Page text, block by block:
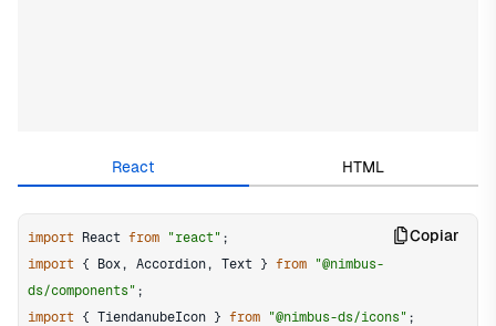
React HTML
import React from "react" ;
import { Box, Accordion, Text } from
"@nimbus-
ds/components" ;
import { TiendanubeIcon } from "@nimbus-ds/icons" ;
Copiar